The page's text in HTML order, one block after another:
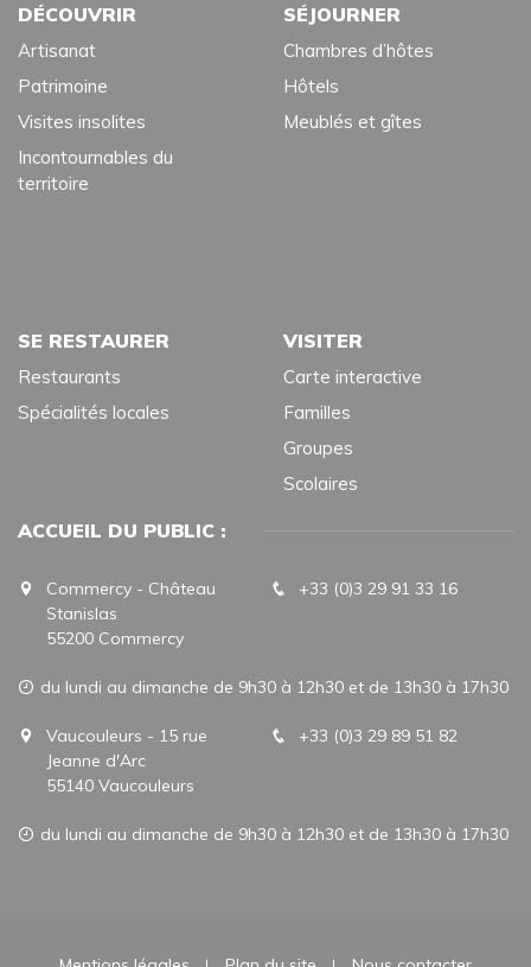
DÉCOUVRIR
Artisanat
Patrimoine
Visites insolites
Incontournables du
territoire
SÉJOURNER
Chambres d’hôtes
Hôtels
Meublés et gîtes
SE RESTAURER
Restaurants
Spécialités locales
VISITER
Carte interactive
Familles
Groupes
Scolaires
ACCUEIL DU PUBLIC :
Commercy - Château
Stanislas
55200 Commercy
+33 (0)3 29 91 33 16
du lundi au dimanche de 9h30 à 12h30 et de 13h30 à 17h30
Vaucouleurs - 15 rue
Jeanne d'Arc
55140 Vaucouleurs
+33 (0)3 29 89 51 82
du lundi au dimanche de 9h30 à 12h30 et de 13h30 à 17h30